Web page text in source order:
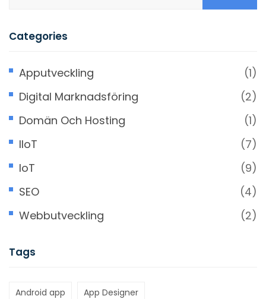
Categories
Apputveckling
(1)
Digital Marknadsföring
(2)
Domän Och Hosting
(1)
IIoT
(7)
IoT
(9)
SEO
(4)
Webbutveckling
(2)
Tags
Android app App Designer